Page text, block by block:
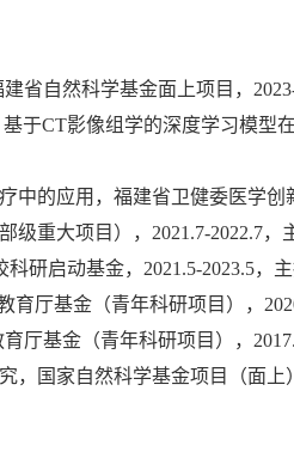
省自然科学基金面上项目，2023-
于CT影像组学的深度学习模型
的应用，福建省卫健委医学创
级重大项目）， 2021.7-2022.7，
研启动基金， 2021.5-2023.5，主
育厅基金（青年科研项目），
厅基金（青年科研项目），
，国家自然科学基金项目（面上